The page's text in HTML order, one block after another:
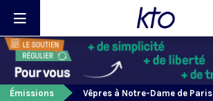
Émissions
Vêpres à Notre-Dame de Paris